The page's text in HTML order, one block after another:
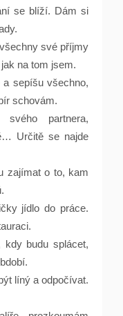
se blíží. Dám si
své příjmy
na tom jsem.
a sepíšu všechno,
schovám.
partnera,
Určitě se najde
zajímat o to, kam
jídlo do práce.
budu splácet,
líný a odpočívat.